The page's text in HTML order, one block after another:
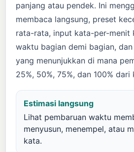
panjang atau pendek. Ini
membaca langsung, preset
rata-rata, input kata-per-menit
waktu bagian demi bagian,
yang menunjukkan di mana
25%, 50%, 75%, dan 100%
Estimasi langsung
Lihat pembaruan waktu
menyusun, menempel, atau
kata.